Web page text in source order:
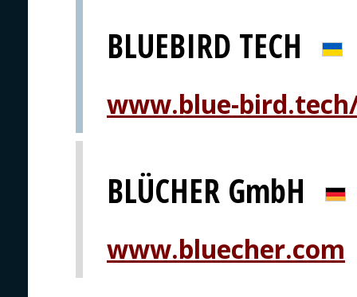
BLUEBIRD TECH
www.blue-
BLÜCHER GmbH
www.bluecher.com